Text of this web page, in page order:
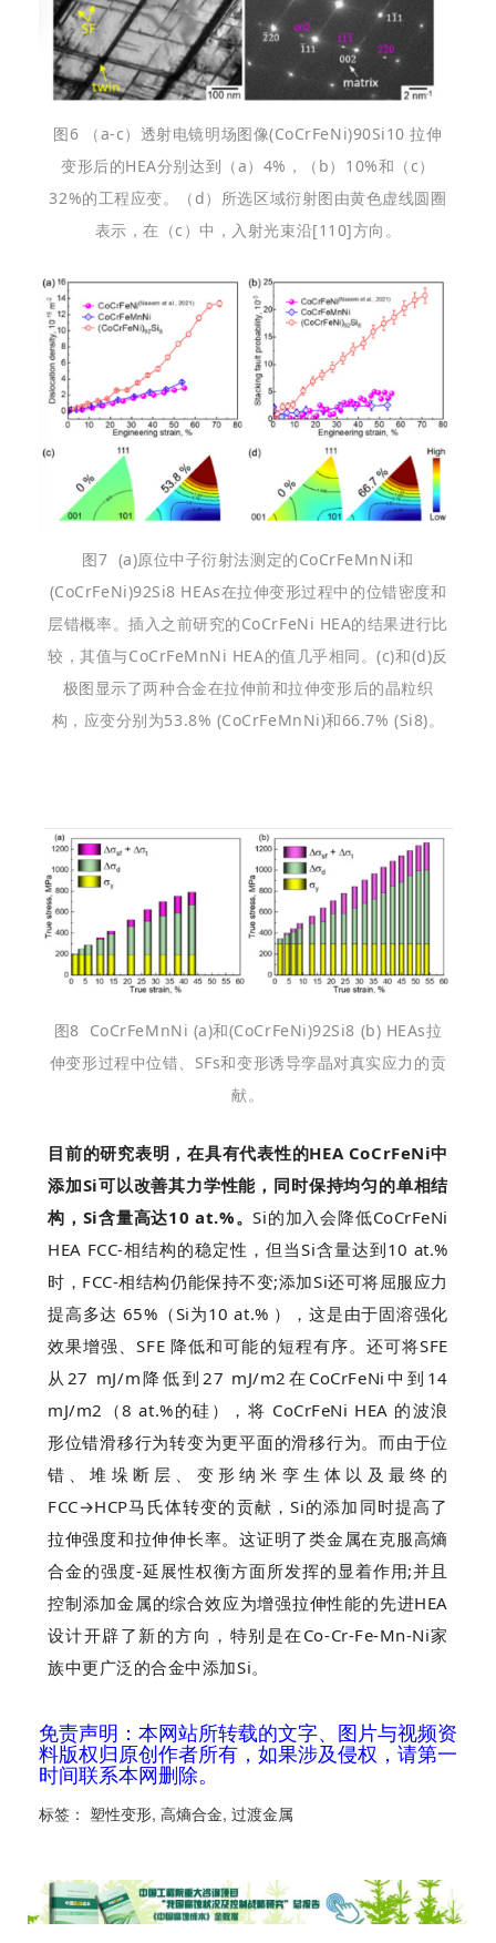
图6 （a-c）透射电镜明场图像(CoCrFeNi)90Si10 拉伸
变形后的HEA分别达到（a）4%，（b）10%和（c）
32%的工程应变。（d）所选区域衍射图由黄色虚线圆圈
表示，在（c）中，入射光束沿[110]方向。
图7 (a)原位中子衍射法测定的CoCrFeMnNi和
(CoCrFeNi)92Si8 HEAs在拉伸变形过程中的位错密度和
层错概率。插入之前研究的CoCrFeNi HEA的结果进行比
较，其值与CoCrFeMnNi HEA的值几乎相同。(c)和(d)反
极图显示了两种合金在拉伸前和拉伸变形后的晶粒织
构，应变分别为53.8% (CoCrFeMnNi)和66.7% (Si8)。
图8 CoCrFeMnNi (a)和(CoCrFeNi)92Si8 (b) HEAs拉
伸变形过程中位错、SFs和变形诱导孪晶对真实应力的贡
献。
目前的研究表明，在具有代表性的HEA CoCrFeNi中
添加Si可以改善其力学性能，同时保持均匀的单相结
构，Si含量高达10 at.%。Si的加入会降低CoCrFeNi
HEA FCC-相结构的稳定性，但当Si含量达到10 at.%
时，FCC-相结构仍能保持不变;添加Si还可将屈服应力
提高多达 65%（Si为10 at.% ），这是由于固溶强化
效果增强、SFE 降低和可能的短程有序。还可将SFE
从27 mJ/m降低到27 mJ/m2在CoCrFeNi中到14
mJ/m2（8 at.%的硅），将 CoCrFeNi HEA 的波浪
形位错滑移行为转变为更平面的滑移行为。而由于位
错、堆垛断层、变形纳米孪生体以及最终的
FCC→HCP马氏体转变的贡献，Si的添加同时提高了
拉伸强度和拉伸伸长率。这证明了类金属在克服高熵
合金的强度-延展性权衡方面所发挥的显着作用;并且
控制添加金属的综合效应为增强拉伸性能的先进HEA
设计开辟了新的方向，特别是在Co-Cr-Fe-Mn-Ni家
族中更广泛的合金中添加Si。
免责声明：本网站所转载的文字、图片与视频资
料版权归原创作者所有，如果涉及侵权，请第一
时间联系本网删除。
标签： 塑性变形, 高熵合金, 过渡金属